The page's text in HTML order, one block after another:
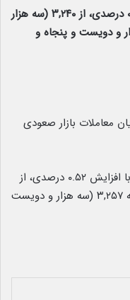
قیمت هر اونس طلا امروز با افزایش ۰.۵۲ درصدی، از ۳,۲۴۰ (سه هزار
به ۳,۲۵۷ (سه هزار و دویست و پنجاه و
معاملات بازار صعودی
آخرین نرخ اونس طلاهر اونس طلا امروز با افزایش ۰.۵۲ درصدی، از
۳,۲۴۰ (سه هزار و دویست و چهل ) دلار به ۳,۲۵۷ (سه هزار و دویست